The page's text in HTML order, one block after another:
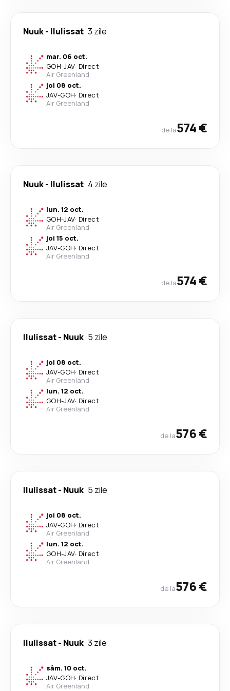
Nuuk- Ilulissat 3 zile
mar. 06 oct.
GOH-JAV· Direct
Air Greenland
joi 08 oct.
JAV-GOH· Direct
Air Greenland
de la574 €
Nuuk- Ilulissat 4 zile
lun. 12 oct.
GOH-JAV· Direct
Air Greenland
joi 15 oct.
JAV-GOH· Direct
Air Greenland
de la574 €
Ilulissat- Nuuk 5 zile
joi 08 oct.
JAV-GOH· Direct
Air Greenland
lun. 12 oct.
GOH-JAV· Direct
Air Greenland
de la576 €
Ilulissat- Nuuk 5 zile
joi 08 oct.
JAV-GOH· Direct
Air Greenland
lun. 12 oct.
GOH-JAV· Direct
Air Greenland
de la576 €
Ilulissat- Nuuk 3 zile
sâm. 10 oct.
JAV-GOH· Direct
Air Greenland